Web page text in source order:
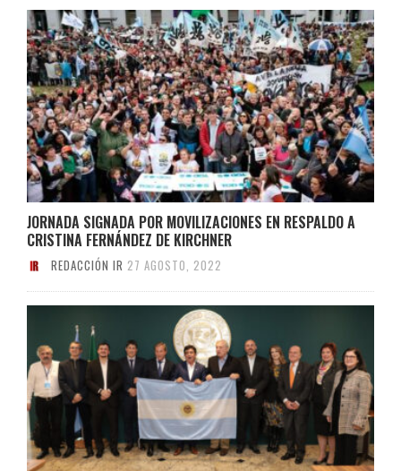
JORNADA SIGNADA POR MOVILIZACIONES EN RESPALDO A
CRISTINA FERNÁNDEZ DE KIRCHNER
REDACCIÓN IR 27 AGOSTO, 2022